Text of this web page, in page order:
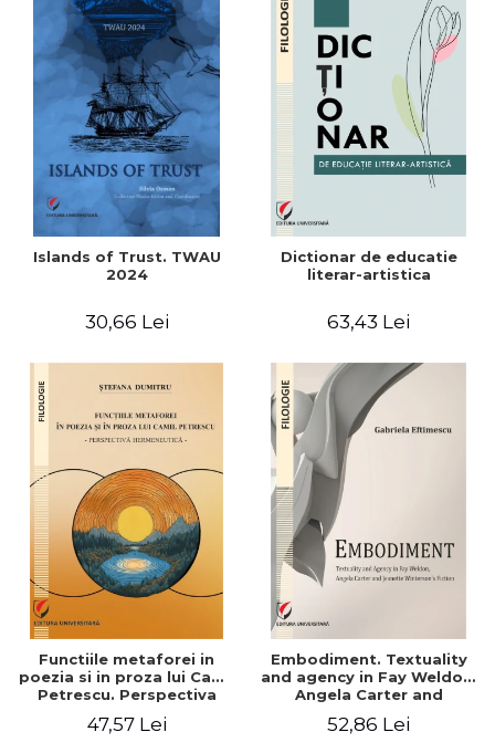
Islands of Trust. TWAU
2024
30,66 Lei
Dictionar de educatie
literar-artistica
63,43 Lei
Functiile metaforei in
poezia si in proza lui Camil
Petrescu. Perspectiva
47,57 Lei
Embodiment. Textuality
and agency in Fay Weldon,
Angela Carter and
fiction
52,86 Lei